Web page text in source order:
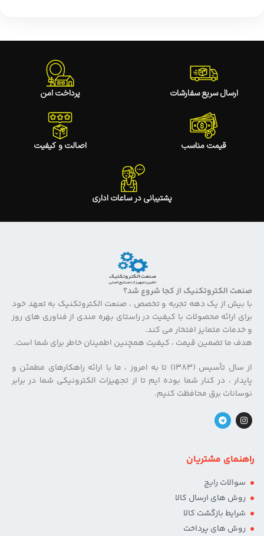
ارسال سریع سفارشات پرداخت امن
قیمت مناسب اصالت و کیفیت
پشتیبانی در ساعات اداری
صنعت الکتروتکنیک از کجا شروع شد؟
با بیش از یک دهه تجربه و تخصص ، صنعت الکتروتکنیک به تعهد خود
برای ارائه محصولات با کیفیت در راستای بهره مندی از فناوری های روز
و خدمات متمایز افتخار می کند.
هدف ما تضمین قیمت ، کیفیت همچنین اطمینان خاطر برای شما است.
از سال تأسیس (۱۳۸۳) تا به امروز ، ما با ارائه راهکارهای مطمئن و
پایدار ، در کنار شما بوده ایم تا از تجهیزات الکترونیکی شما در برابر
نوسانات برق محافظت کنیم.
راهنمای مشتریان
سوالات رایج
روش های ارسال کالا
شرایط بازگشت کالا
روش های پرداخت